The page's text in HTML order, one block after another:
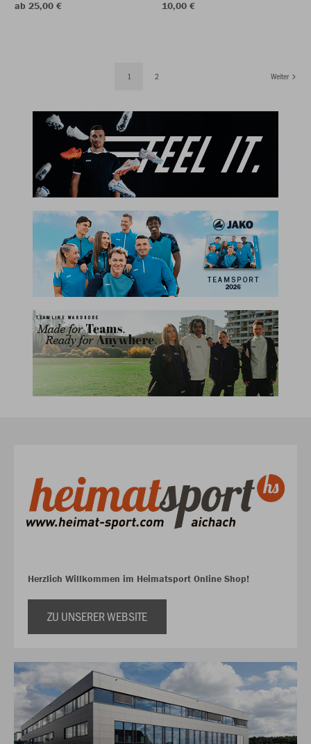
ab 25,00 €
10,00 €
1 2 Weiter
Herzlich Willkommen im Heimatsport Online Shop!
ZU UNSERER WEBSITE